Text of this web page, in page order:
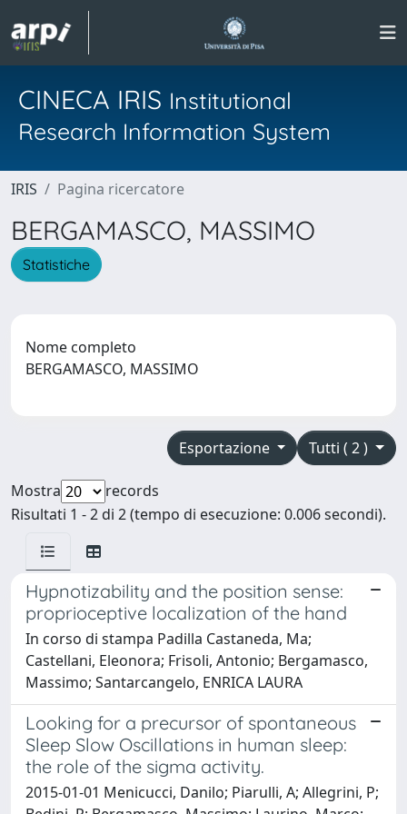
CINECA IRIS Institutional
Research Information System
IRIS Pagina ricercatore
BERGAMASCO, MASSIMO
Statistiche
Nome completo
BERGAMASCO, MASSIMO
Tutti ( 2 )
Esportazione
Mostra
records
Risultati 1 - 2 di 2 (tempo di esecuzione: 0.006 secondi).
Hypnotizability and the position sense:
proprioceptive localization of the hand
In corso di stampa Padilla Castaneda, Ma;
Castellani, Eleonora; Frisoli, Antonio; Bergamasco,
Massimo; Santarcangelo, ENRICA LAURA
Looking for a precursor of spontaneous
Sleep Slow Oscillations in human sleep:
the role of the sigma activity.
2015-01-01 Menicucci, Danilo; Piarulli, A; Allegrini, P;